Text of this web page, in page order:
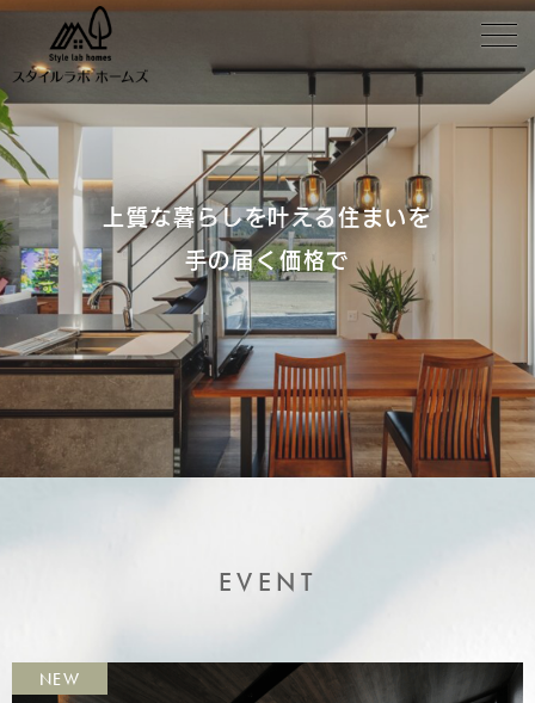
上質な暮らしを叶える住まいを
手の届く価格で
EVENT